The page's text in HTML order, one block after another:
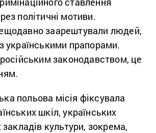
політичні мотиви.
заарештували людей,
українськими прапорами.
законодавством, це
польова місія фіксувала
шкіл, українських
закладів культури, зокрема,